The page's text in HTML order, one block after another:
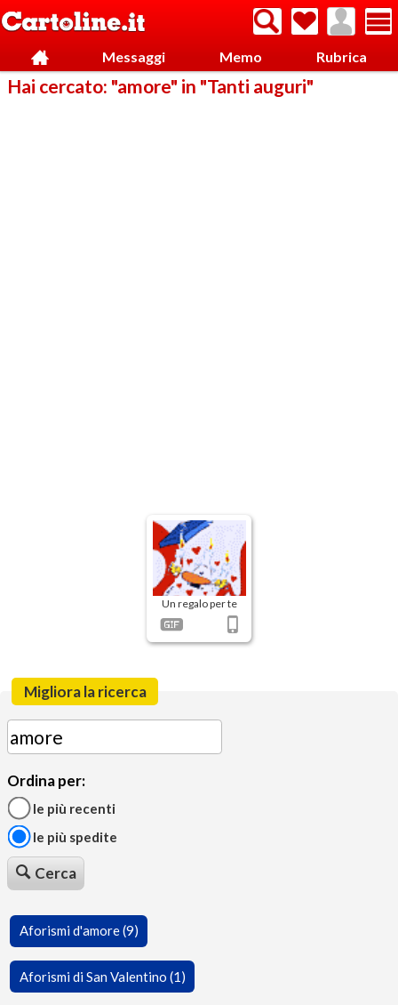
Messaggi Memo Rubrica
Hai cercato: "amore" in "Tanti auguri"
Un regalo per te
Migliora la ricerca
Ordina per:
le più recenti
le più spedite
Cerca
Aforismi d'amore (9)
Aforismi di San Valentino (1)